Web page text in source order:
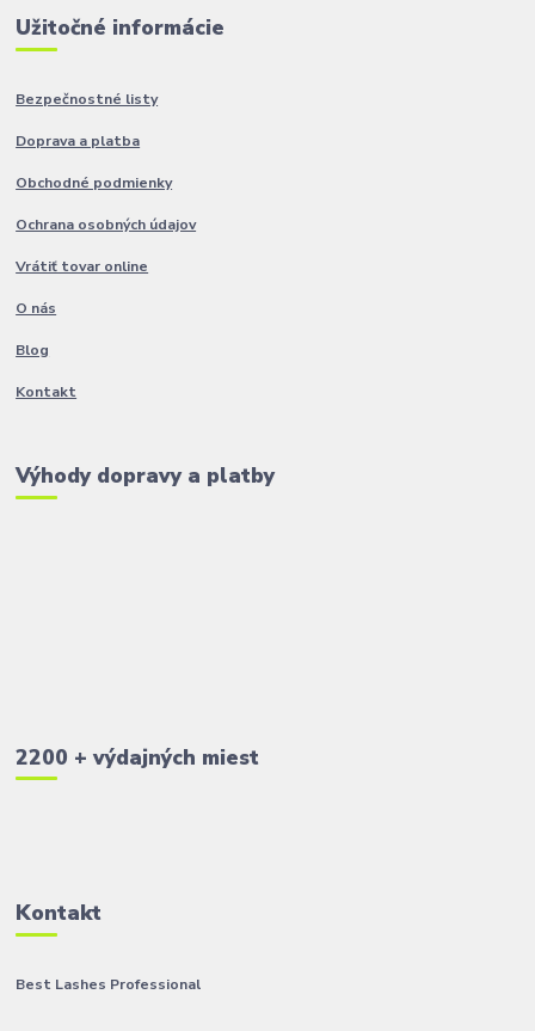
Užitočné informácie
Bezpečnostné listy
Doprava a platba
Obchodné podmienky
Ochrana osobných údajov
Vrátiť tovar online
O nás
Blog
Kontakt
Výhody dopravy a platby
2200 + výdajných miest
Kontakt
Best Lashes Professional